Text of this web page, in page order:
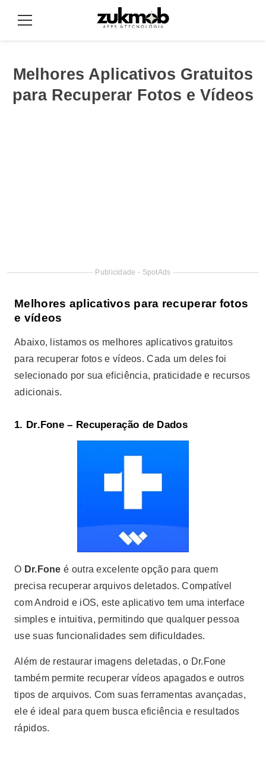
paraMenu
Melhores Aplicativos Gratuitos
para Recuperar Fotos e Vídeos
Publicidade - SpotAds
Melhores aplicativos para recuperar fotos
e vídeos
Abaixo, listamos os melhores aplicativos gratuitos
para recuperar fotos e vídeos. Cada um deles foi
selecionado por sua eficiência, praticidade e recursos
adicionais.
1. Dr.Fone – Recuperação de Dados
O Dr.Fone é outra excelente opção para quem
precisa recuperar arquivos deletados. Compatível
com Android e iOS, este aplicativo tem uma interface
simples e intuitiva, permitindo que qualquer pessoa
use suas funcionalidades sem dificuldades.
Além de restaurar imagens deletadas, o Dr.Fone
também permite recuperar vídeos apagados e outros
tipos de arquivos. Com suas ferramentas avançadas,
ele é ideal para quem busca eficiência e resultados
rápidos.